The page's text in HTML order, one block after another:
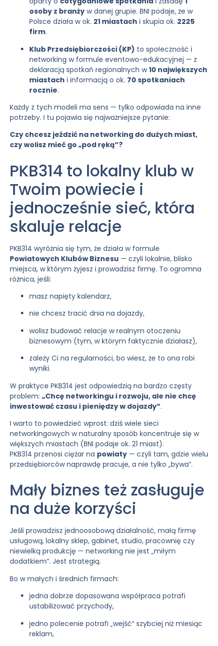
osoby z branży w danej grupie. BNI podaje, że w
Polsce działa w ok. 21 miastach i skupia ok. 2225
firm.
Klub Przedsiębiorczości (KP) to społeczność i
networking w formule eventowo-edukacyjnej — z
deklaracją spotkań regionalnych w10 największych
miastach i informacją o ok. 70 spotkaniach
rocznie.
Każdy z tych modeli ma sens — tylko odpowiada na inne
potrzeby. I tu pojawia się najważniejsze pytanie:
Czy chcesz jeździć na networking do dużych miast,
czy wolisz mieć go „pod ręką”?
PKB314 to lokalny klub w
Twoim powiecie i
jednocześnie sieć, która
skaluje relacje
PKB314 wyróżnia się tym, że działa w formule
Powiatowych Klubów Biznesu — czyli lokalnie, blisko
miejsca, w którym żyjesz i prowadzisz firmę. To ogromna
różnica, jeśli:
masz napięty kalendarz,
nie chcesz tracić dnia na dojazdy,
wolisz budować relacje w realnym otoczeniu
biznesowym (tym, w którym faktycznie działasz),
zależy Ci na regularności, bo wiesz, że to ona robi
wyniki.
W praktyce PKB314 jest odpowiedzią na bardzo częsty
problem: „Chcę networkingu i rozwoju, ale nie chcę
inwestować czasu i pieniędzy w dojazdy”.
I warto to powiedzieć wprost: dziś wiele sieci
networkingowych w naturalny sposób koncentruje się w
większych miastach (BNI podaje ok. 21 miast).
PKB314 przenosi ciężar na powiaty — czyli tam, gdzie wielu
przedsiębiorców naprawdę pracuje, a nie tylko „bywa”.
Mały biznes też zasługuje
na duże korzyści
Jeśli prowadzisz jednoosobową działalność, małą firmę
usługową, lokalny sklep, gabinet, studio, pracownię czy
niewielką produkcję — networking nie jest „miłym
dodatkiem”. Jest strategią.
Bo w małych i średnich firmach:
jedna dobrze dopasowana współpraca potrafi
ustabilizować przychody,
jedno polecenie potrafi „wejść” szybciej niż miesiąc
reklam,